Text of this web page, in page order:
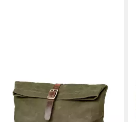
Kulturtasche, gewachstes Canvas,
Leder
89,90 €